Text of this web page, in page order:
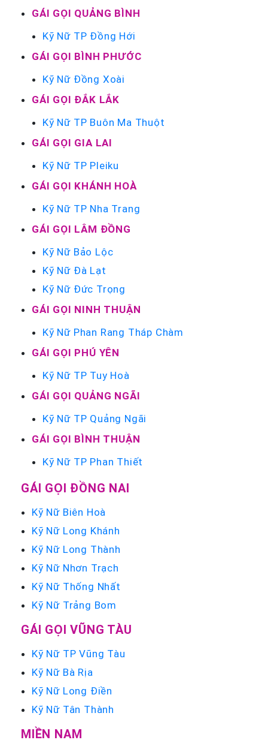
GÁI GỌI QUẢNG BÌNH
Kỹ Nữ TP Đồng Hới
GÁI GỌI BÌNH PHƯỚC
Kỹ Nữ Đồng Xoài
GÁI GỌI ĐẮK LẮK
Kỹ Nữ TP Buôn Ma Thuột
GÁI GỌI GIA LAI
Kỹ Nữ TP Pleiku
GÁI GỌI KHÁNH HOÀ
Kỹ Nữ TP Nha Trang
GÁI GỌI LÂM ĐỒNG
Kỹ Nữ Bảo Lộc
Kỹ Nữ Đà Lạt
Kỹ Nữ Đức Trọng
GÁI GỌI NINH THUẬN
Kỹ Nữ Phan Rang Tháp Chàm
GÁI GỌI PHÚ YÊN
Kỹ Nữ TP Tuy Hoà
GÁI GỌI QUẢNG NGÃI
Kỹ Nữ TP Quảng Ngãi
GÁI GỌI BÌNH THUẬN
Kỹ Nữ TP Phan Thiết
GÁI GỌI ĐỒNG NAI
Kỹ Nữ Biên Hoà
Kỹ Nữ Long Khánh
Kỹ Nữ Long Thành
Kỹ Nữ Nhơn Trạch
Kỹ Nữ Thống Nhất
Kỹ Nữ Trảng Bom
GÁI GỌI VŨNG TÀU
Kỹ Nữ TP Vũng Tàu
Kỹ Nữ Bà Rịa
Kỹ Nữ Long Điền
Kỹ Nữ Tân Thành
MIỀN NAM